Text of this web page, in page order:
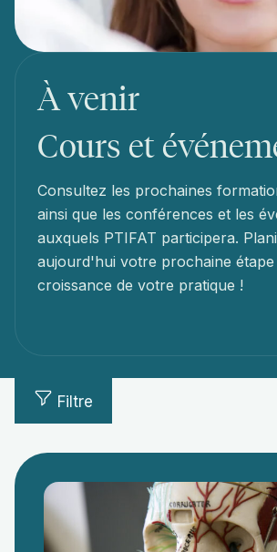
À venir
Cours et
Consultez les prochaines
ainsi que les conférences et les
auxquels PTIFAT participera.
aujourd'hui votre prochaine
croissance de votre pratique !
Filtre